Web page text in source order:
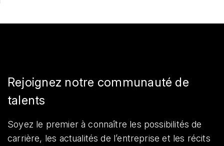
Rejoignez notre communauté de
talents
Soyez le premier à connaître les possibilités de
carrière, les actualités de l’entreprise et les récits